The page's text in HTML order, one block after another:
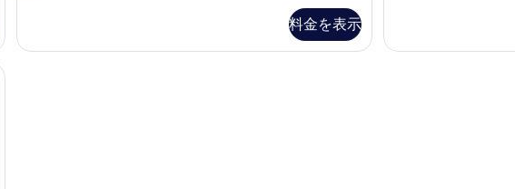
細
料金を表示
ド
ベ